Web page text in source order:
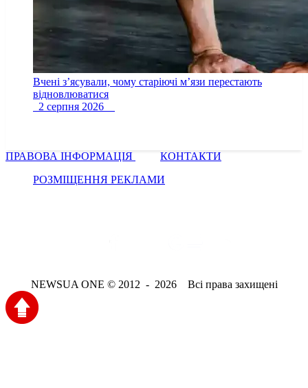
Вчені з’ясували, чому старіючі м’язи перестають
відновлюватися
2 серпня 2026
ПРАВОВА ІНФОРМАЦІЯ
КОНТАКТИ
РОЗМІЩЕННЯ РЕКЛАМИ
NEWSUA ONE © 2012 - 2026 Всі права захищені